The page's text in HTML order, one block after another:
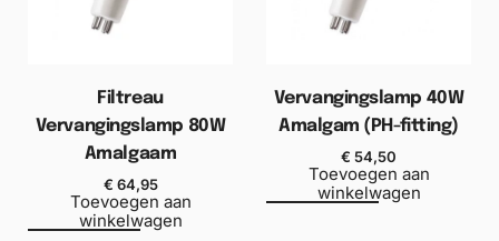
Filtreau
Vervangingslamp 80W
Amalgaam
€ 64,95
Toevoegen aan
winkelwagen
Vervangingslamp 40W
Amalgam (PH-fitting)
€ 54,50
Toevoegen aan
winkelwagen